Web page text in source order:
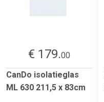
€ 179.00
CanDo isolatieglas
ML 630 211,5 x 83cm